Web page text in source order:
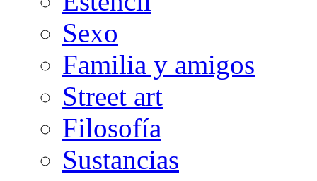
Sexo
Familia y amigos
Street art
Filosofía
Sustancias